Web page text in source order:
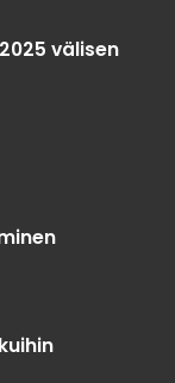
välisen